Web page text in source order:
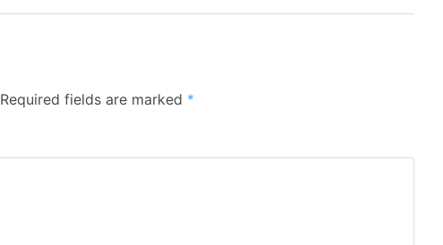
Required fields are marked *